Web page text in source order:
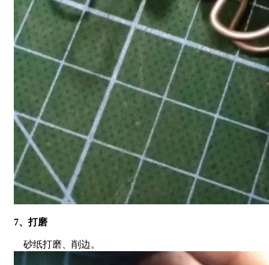
7、打磨
砂纸打磨、削边。